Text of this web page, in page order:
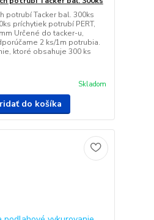
potrubí Tacker bal. 300ks
príchytiek potrubí PERT,
Určené do tacker-u,
2 ks/1m potrubia.
ktoré obsahuje 300 ks
Skladom
do košíka